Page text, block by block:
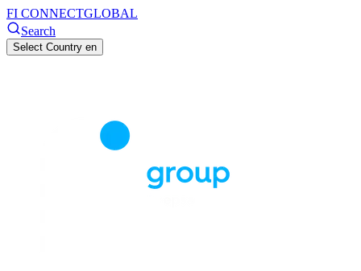
FI CONNECTGLOBAL
Search
Select Country en